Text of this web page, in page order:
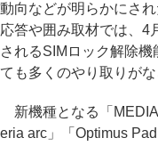
動向などが明らかにさ
応答や囲み取材では、4
されるSIMロック解除機
ても多くのやり取りがな
新機種となる「
eria arc」「Optimus